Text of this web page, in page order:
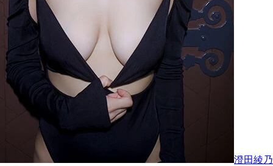
澄田綾乃